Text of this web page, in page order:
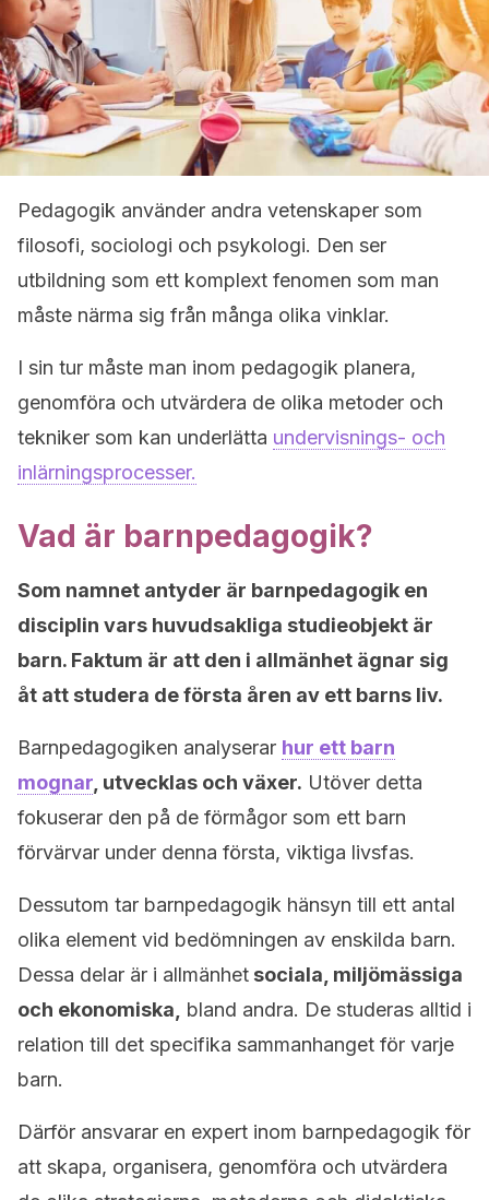
Pedagogik använder andra vetenskaper som
filosofi, sociologi och psykologi. Den ser
utbildning som ett komplext fenomen som man
måste närma sig från många olika vinklar.
I sin tur måste man inom pedagogik planera,
genomföra och utvärdera de olika metoder och
tekniker som kan underlätta undervisnings- och
inlärningsprocesser.
Vad är barnpedagogik?
Som namnet antyder är barnpedagogik en
disciplin vars huvudsakliga studieobjekt är
barn. Faktum är att den i allmänhet ägnar sig
åt att studera de första åren av ett barns liv.
Barnpedagogiken analyserar hur ett barn
mognar , utvecklas och växer. Utöver detta
fokuserar den på de förmågor som ett barn
förvärvar under denna första, viktiga livsfas.
Dessutom tar barnpedagogik hänsyn till ett antal
olika element vid bedömningen av enskilda barn.
Dessa delar är i allmänhet sociala, miljömässiga
och ekonomiska,
bland andra. De studeras alltid i
relation till det specifika sammanhanget för varje
barn.
Därför ansvarar en expert inom barnpedagogik för
att skapa, organisera, genomföra och utvärdera